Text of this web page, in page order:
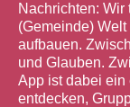
Nachrichten:
(Gemeinde)
aufbauen.
und Glauben.
App ist dabei ein
entdecken,